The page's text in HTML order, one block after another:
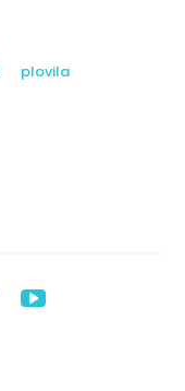
plovila